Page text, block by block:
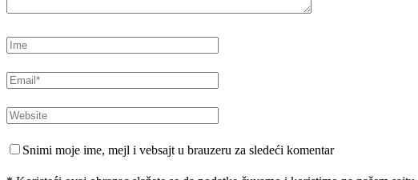
Snimi moje ime, mejl i vebsajt u brauzeru za sledeći komentar